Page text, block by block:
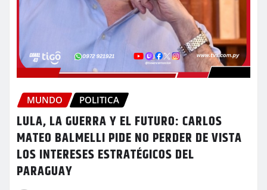
MUNDO POLITICA
LULA, LA GUERRA Y EL FUTURO: CARLOS
MATEO BALMELLI PIDE NO PERDER DE VISTA
LOS INTERESES ESTRATÉGICOS DEL
PARAGUAY